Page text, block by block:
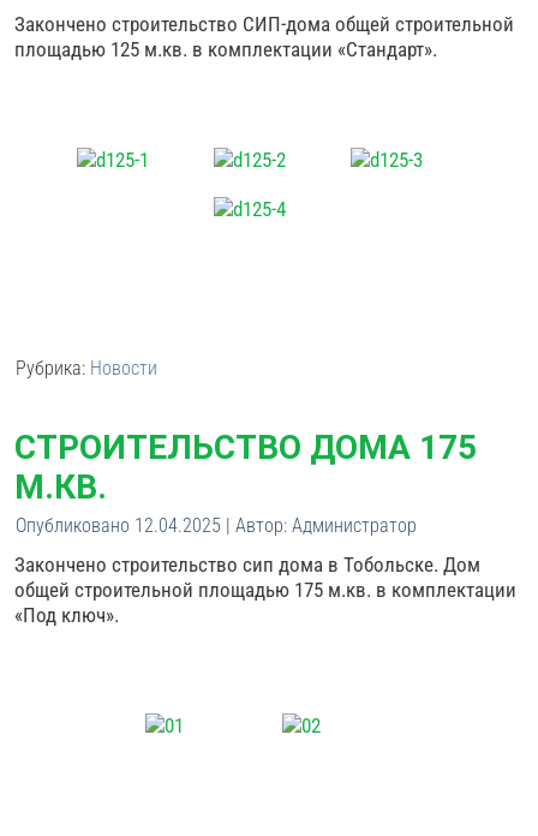
Закончено строительство СИП-дома общей строительной
площадью 125 м.кв. в комплектации «Стандарт».
Рубрика: Новости
СТРОИТЕЛЬСТВО ДОМА 175
М.КВ.
Опубликовано 12.04.2025 | Автор: Администратор
Закончено строительство сип дома в Тобольске. Дом
общей строительной площадью 175 м.кв. в комплектации
«Под ключ».